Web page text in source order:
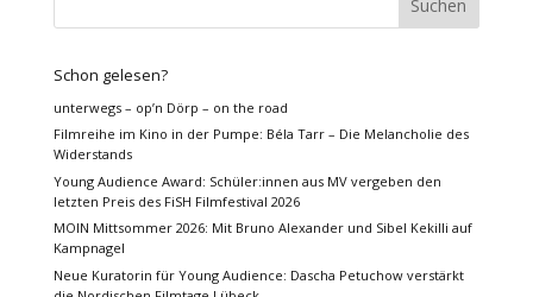
Schon gelesen?
unterwegs – op’n Dörp – on the road
Filmreihe im Kino in der Pumpe: Béla Tarr – Die Melancholie des
Widerstands
Young Audience Award: Schüler:innen aus MV vergeben den
letzten Preis des FiSH Filmfestival 2026
MOIN Mittsommer 2026: Mit Bruno Alexander und Sibel Kekilli auf
Kampnagel
Neue Kuratorin für Young Audience: Dascha Petuchow verstärkt